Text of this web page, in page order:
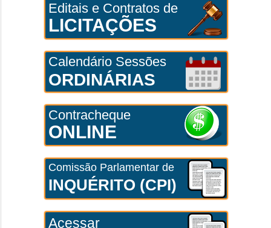
Editais e Contratos de
LICITAÇÕES
Calendário Sessões
ORDINÁRIAS
Contracheque
ONLINE
Comissão Parlamentar de
INQUÉRITO (CPI)
Acessar